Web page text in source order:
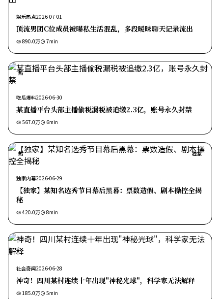
娱乐热点2026-07-01
顶流男团C位成员被曝私生活混乱，多段暧昧聊天记录流出
890.0万 7min
热
吃瓜爆料2026-06-30
某直播平台头部主播偷税漏税被追缴2.3亿，账号永久封禁
567.0万 6min
热 独家
独家内幕2026-06-29
【独家】某知名选秀节目幕后黑幕：票数造假、剧本操控全揭
秘
420.0万 8min
社会奇闻2026-06-28
神奇！四川某村连续十年出现"神秘光球"，科学家无法解释
185.0万 5min